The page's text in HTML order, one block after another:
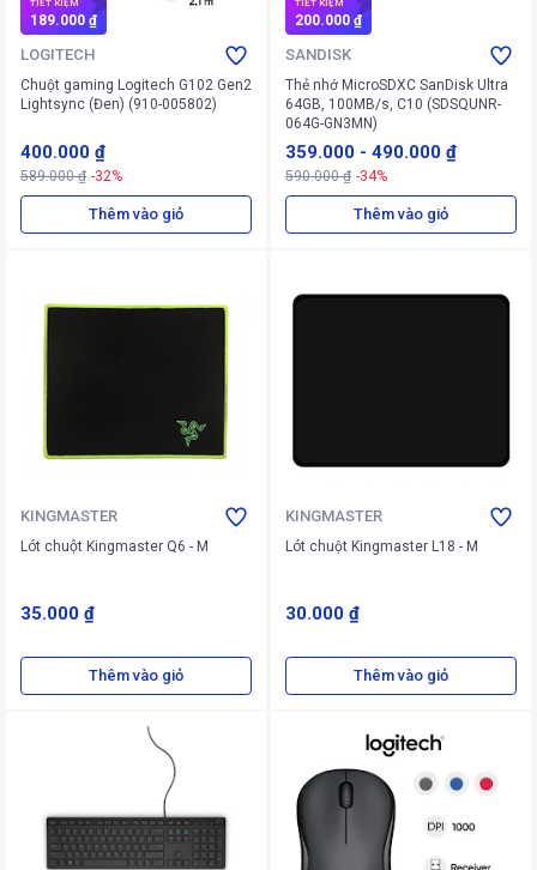
TIẾT KIỆM
189.000 ₫
LOGITECH
Chuột gaming Logitech G102 Gen2
Lightsync (Đen) (910-005802)
400.000 ₫
589.000 ₫ -32%
Thêm vào giỏ
TIẾT KIỆM
200.000 ₫
SANDISK
Thẻ nhớ MicroSDXC SanDisk Ultra
64GB, 100MB/s, C10 (SDSQUNR-
064G-GN3MN)
359.000 - 490.000 ₫
590.000 ₫ -34%
Thêm vào giỏ
KINGMASTER
Lót chuột Kingmaster Q6 - M
35.000 ₫
Thêm vào giỏ
KINGMASTER
Lót chuột Kingmaster L18 - M
30.000 ₫
Thêm vào giỏ